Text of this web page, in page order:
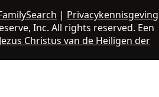
| Privacykennisgeving
Inc. All rights reserved. Een
Christus van de Heiligen der